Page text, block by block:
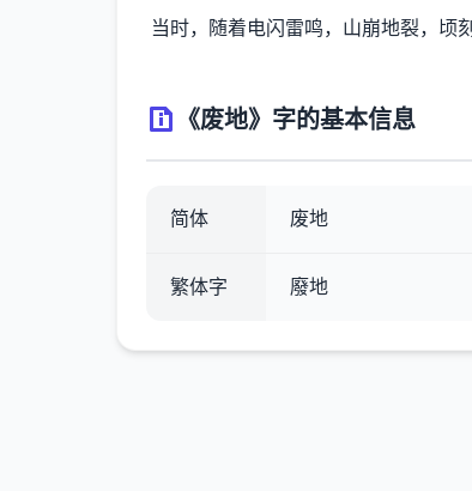
当时，随着电闪雷鸣，山崩地裂，顷
《废地》字的基本信息
简体 废地
繁体字 廢地